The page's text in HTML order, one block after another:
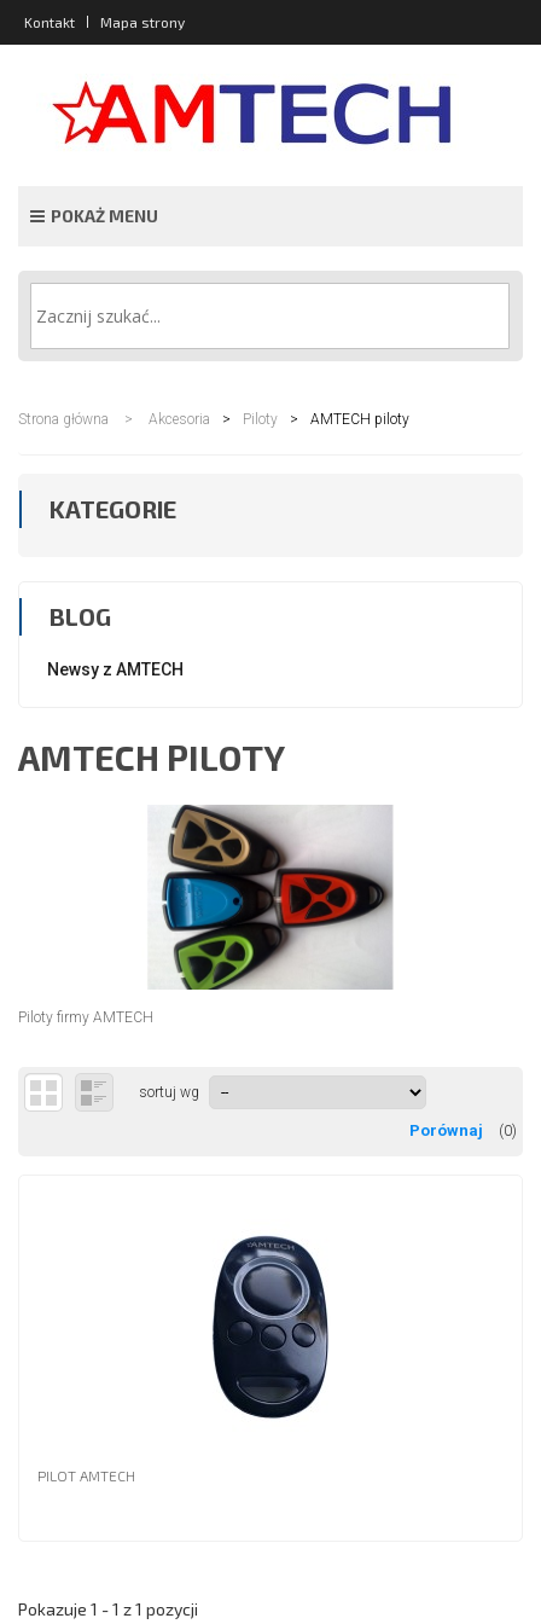
Kontakt Mapa strony
POKAŻ MENU
Strona główna > Akcesoria > Piloty > AMTECH piloty
KATEGORIE
BLOG
Newsy z AMTECH
AMTECH PILOTY
Piloty firmy AMTECH
sortuj wg
(0)
PILOT AMTECH
Pokazuje 1 - 1 z 1 pozycji